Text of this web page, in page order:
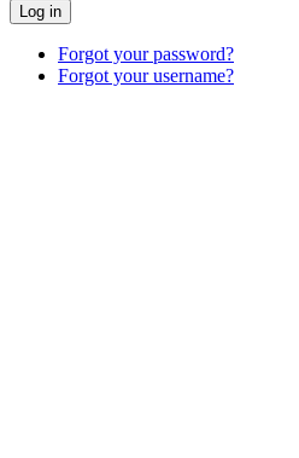
Log in
Forgot your password?
Forgot your username?